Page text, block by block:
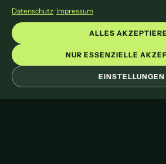
LEGAL
Impressum
Datenschutz
Cookie-Einstellungen
Datenschutz·Impressum
EINSTELLUNGEN
NUR ESSENZIELLE
ALLES